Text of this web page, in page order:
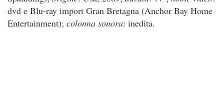
dvd e Blu-ray import Gran Bretagna (Anchor Bay Home
Entertainment); colonna sonora: inedita.